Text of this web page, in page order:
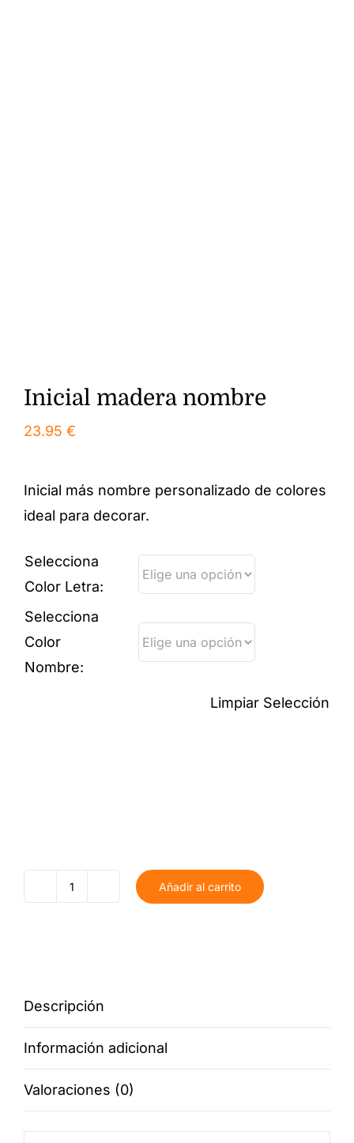
Inicial madera nombre
23.95 €
Inicial más nombre personalizado de colores
ideal para decorar.
Selecciona
Color Letra:
Selecciona
Color
Nombre:
Limpiar Selección
Añadir al carrito
Descripción
Información adicional
Valoraciones (0)